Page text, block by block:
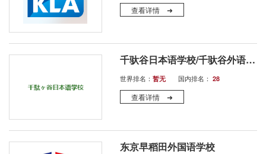
查看详情 ➜
千驮谷日本语学校/千驮谷外语学院
世界排名： 暂无 国内排名： 28
查看详情 ➜
东京早稻田外国语学校